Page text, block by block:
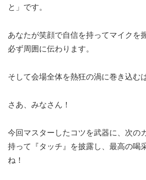
と」です。
あなたが笑顔で自信を持ってマイクを
必ず周囲に伝わります。
そして会場全体を熱狂の渦に巻き込む
さあ、みなさん！
今回マスターしたコツを武器に、次の
持って『タッチ』を披露し、最高の喝
ね！